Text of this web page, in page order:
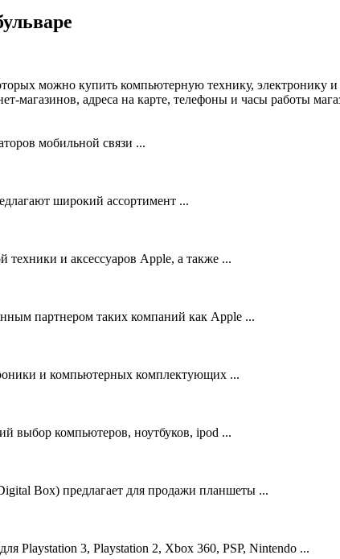
можно купить компьютерную технику, электронику
адреса на карте, телефоны и часы работы
мобильной связи ...
широкий ассортимент ...
и аксессуаров Apple, а также ...
партнером таких компаний как Apple ...
и компьютерных комплектующих ...
выбор компьютеров, ноутбуков, ipod ...
Box) предлагает для продажи планшеты ...
Playstation 3, Playstation 2, Xbox 360, PSP, Nintendo ...